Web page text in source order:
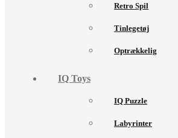
Retro Spil
Tinlegetøj
Optrækkelig
IQ Toys
IQ Puzzle
Labyrinter